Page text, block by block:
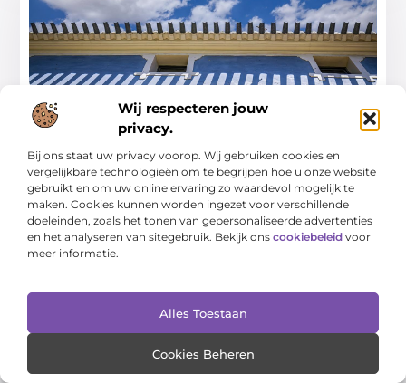
Wij respecteren jouw
privacy.
Bij ons staat uw privacy voorop. Wij gebruiken cookies en
vergelijkbare technologieën om te begrijpen hoe u onze website
gebruikt en om uw online ervaring zo waardevol mogelijk te
maken. Cookies kunnen worden ingezet voor verschillende
doeleinden, zoals het tonen van gepersonaliseerde advertenties
en het analyseren van sitegebruik. Bekijk ons cookiebeleid voor
meer informatie.
Alles Toestaan
Cookies Beheren
Dakbedekking in Heerenveen: Hoe zorg je
voor een duurzaam en veilig dak?
Het onderhoud van je dak kan een grote invloed hebben
op de waarde en veiligheid
...